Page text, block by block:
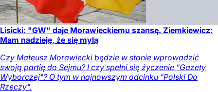
Lisicki: "GW" daje Morawieckiemu szansę. Ziemkiewicz:
Mam nadzieję, że się mylą
Czy Mateusz Morawiecki będzie w stanie wprowadzić
swoją partię do Sejmu? I czy spełni się życzenie "Gazety
Wyborczej"? O tym w najnowszym odcinku "Polski Do
Rzeczy".